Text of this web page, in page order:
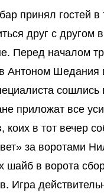
принял гостей
друг с другом
Перед началом
Антоном Шедания
сошлись
приложат все
в тот вечер
за воротами
шайб в ворота
Игра